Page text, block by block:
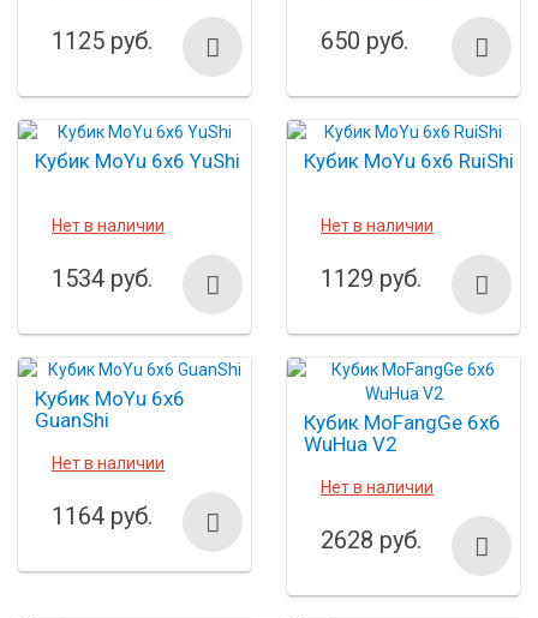
1125 руб. 650 руб.
Кубик MoYu 6x6 YuShi
Нет в наличии
1534 руб.
Кубик MoYu 6x6 RuiShi
Нет в наличии
1129 руб.
Кубик MoYu 6x6
GuanShi
Нет в наличии
1164 руб.
Кубик MoFangGe 6x6
WuHua V2
Нет в наличии
2628 руб.